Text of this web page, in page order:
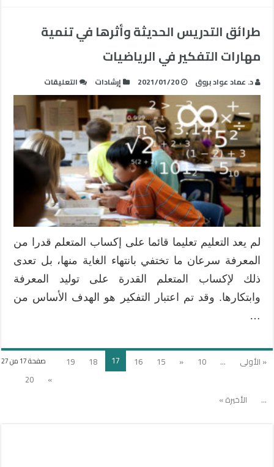
طرائق التدريس الحديثة وأثرها في تنمية
مهارات التفكير في الرياضيات
د. عماد عواد بروق 2021/01/20 إرشادات التعليقات
طرائق
التدريس
الحديثة
وأثرها
في
تنمية
التفكير
في
الرياضيات
مغلقة
لم يعد التعليم تعليما قائما على إكساب المتعلم قدرا من
المعرفة سرعان ما تختفي بانتهاء الغاية منها، بل تعدى
ذلك لإكساب المتعلم القدرة على توليد المعرفة
وابتكارها. وقد تم اعتبار التفكير هو الهدف الأساس من
…
صفحة 17 من 27 « الأولى ...
10
«
15
16
17
18
19
»
20
...
الأخيرة »